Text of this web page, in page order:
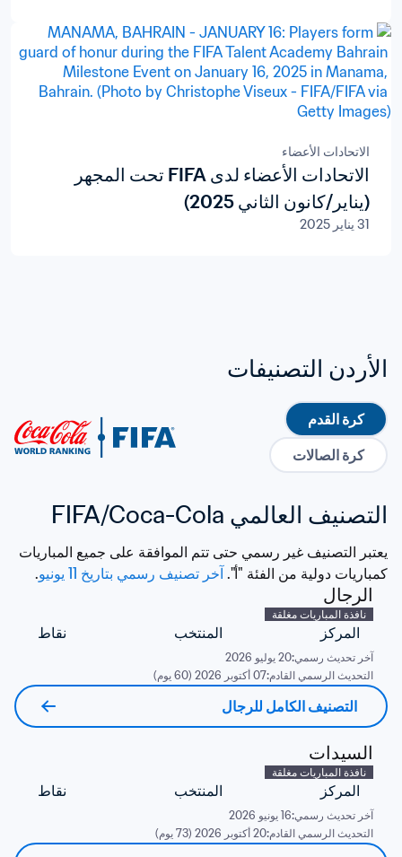
الاتحادات الأعضاء
الاتحادات الأعضاء لدى FIFA تحت المجهر
(يناير/كانون الثاني 2025)
31 يناير 2025
الأردن التصنيفات
كرة القدم
كرة الصالات
التصنيف العالمي FIFA/Coca-Cola
كمباريات دولية من الفئة "أ". آخر تصنيف رسمي بتاريخ 11 يونيو .
الرجال
نافذة المباريات مغلقة
المركز المنتخب نقاط
آخر تحديث رسمي:20 يوليو 2026
التحديث الرسمي القادم:07 أكتوبر 2026 (60 يوم)
التصنيف الكامل للرجال
السيدات
نافذة المباريات مغلقة
المركز المنتخب نقاط
آخر تحديث رسمي:16 يونيو 2026
التحديث الرسمي القادم:20 أكتوبر 2026 (73 يوم)